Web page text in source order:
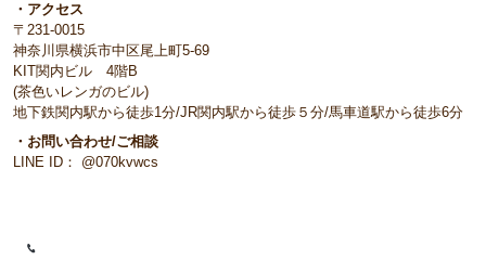
・アクセス
〒231-0015
神奈川県横浜市中区尾上町5-69
KIT関内ビル 4階B
(茶色いレンガのビル)
地下鉄関内駅から徒歩1分/JR関内駅から徒歩５分/馬車道駅から徒歩6分
・お問い合わせ/ご相談
LINE ID： @070kvwcs